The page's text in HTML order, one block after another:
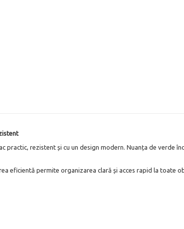
practic, rezistent și cu un design modern. Nuanța de verde
permite organizarea clară și acces rapid la toate